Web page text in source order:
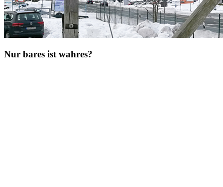
Nur bares ist wahres?